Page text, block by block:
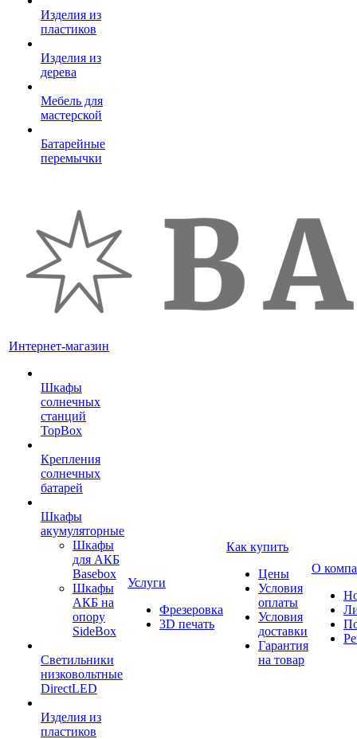
Изделия из
пластиков
Изделия из
дерева
Мебель для
мастерской
Батарейные
перемычки
Интернет-магазин
Шкафы
солнечных
станций
TopBox
Крепления
солнечных
батарей
Шкафы
акумуляторные
Шкафы
для АКБ
Basebox
Шкафы
АКБ на
опору
SideBox
Светильники
низковольтные
DirectLED
Изделия из
пластиков
Услуги
Фрезеровка
3D печать
Как купить
Цены
Условия
оплаты
Условия
доставки
Гарантия
на товар
О